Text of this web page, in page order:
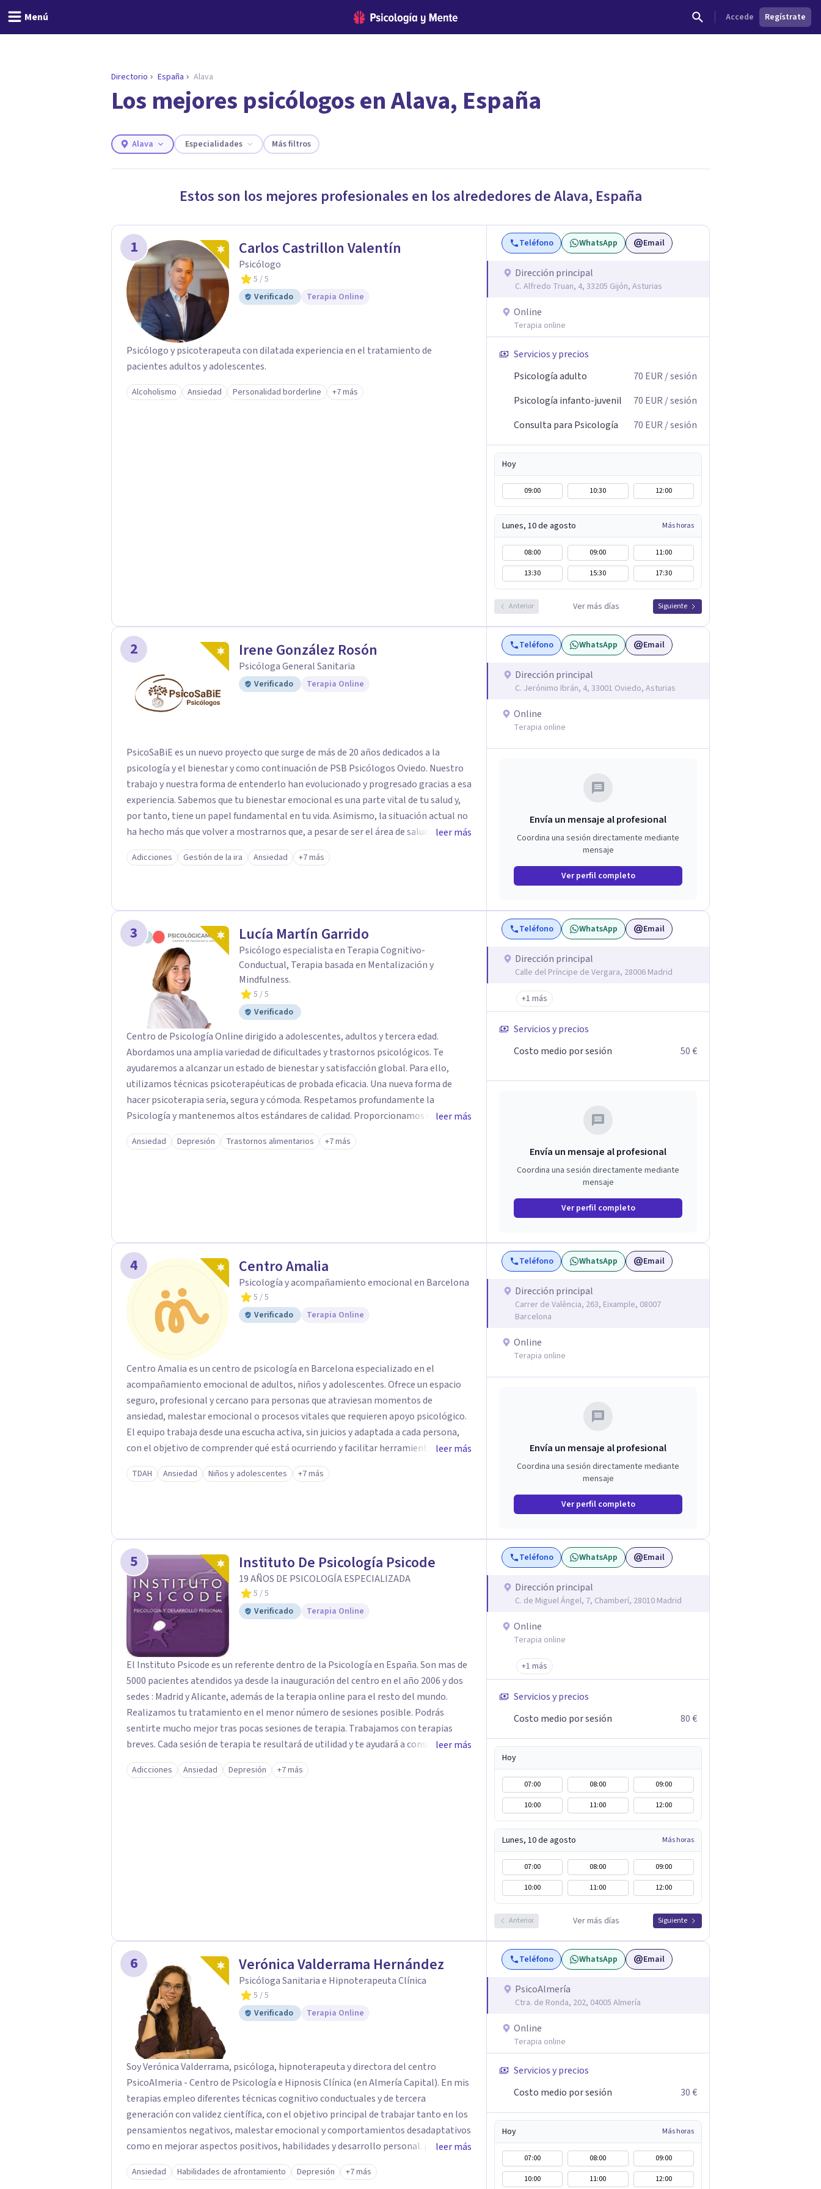
Menú Accede Regístrate
ENCONTRAR MI TERAPEUTA
¿Necesitas ayuda para encontrar el psicólogo adecuado?
Responder cuestionario
Directorio España Alava
Los mejores psicólogos en Alava, España
Alava Especialidades Más filtros
Estos son los mejores profesionales en los alrededores deAlava, España
1 Carlos Castrillon Valentín
Psicólogo
5 / 5
Verificado
Terapia Online
Psicólogo y psicoterapeuta con dilatada experiencia en el tratamiento de
pacientes adultos y adolescentes.
Alcoholismo Ansiedad Personalidad borderline +7 más
Teléfono WhatsApp Email
Dirección principal
C. Alfredo Truan, 4, 33205 Gijón, Asturias
Online
Terapia online
Servicios y precios
Psicología adulto
70 EUR / sesión
Psicología infanto-juvenil
70 EUR / sesión
Consulta para Psicología
70 EUR / sesión
Hoy
09:00 10:30 12:00
Lunes, 10 de agosto Más horas
08:00 09:00
11:00
13:30
15:30 17:30
Anterior Ver más días Siguiente
2 Irene González Rosón
Psicóloga General Sanitaria
Verificado Terapia Online
PsicoSaBiE es un nuevo proyecto que surge de más de 20 años dedicados a la
psicología y el bienestar y como continuación de PSB Psicólogos Oviedo. Nuestro
trabajo y nuestra forma de entenderlo han evolucionado y progresado gracias a esa
experiencia. Sabemos que tu bienestar emocional es una parte vital de tu salud y,
por tanto, tiene un papel fundamental en tu vida. Asimismo, la situación actual no
ha hecho más que volver a mostrarnos que, a pesar de ser el área de salud más
olvidada, la salud mental es esencial para tu bienestar. En PsicoSaBiE entendemos
que nuestro papel como psicólogos es el de profesionales que pueden enseñarte
leer más
Adicciones Gestión de la ira Ansiedad +7 más
Teléfono WhatsApp Email
Dirección principal
C. Jerónimo Ibrán, 4, 33001 Oviedo, Asturias
Online
Terapia online
Envía un mensaje al profesional
Coordina una sesión directamente mediante
mensaje
Ver perfil completo
3 Lucía Martín Garrido
Psicólogo especialista en Terapia Cognitivo-
Conductual, Terapia basada en Mentalización y
Mindfulness.
5 / 5
Verificado
Centro de Psicología Online dirigido a adolescentes, adultos y tercera edad.
Abordamos una amplia variedad de dificultades y trastornos psicológicos. Te
ayudaremos a alcanzar un estado de bienestar y satisfacción global. Para ello,
utilizamos técnicas psicoterapéuticas de probada eficacia. Una nueva forma de
hacer psicoterapia seria, segura y cómoda. Respetamos profundamente la
Psicología y mantenemos altos estándares de calidad. Proporcionamos un servicio
de vital importancia dónde el cliente es la principal razón de nuestra existencia.
Cada cliente es único y el tratamiento será personalizado. Te sentirás
una buena alianza terapéutica. Aporta una amplia compatibilidad horaria, mayor
cobertura y accesibilidad. Facilita la regularidad, el seguimiento y ahorrarás tiempo
y dinero.
leer más
Ansiedad Depresión Trastornos alimentarios +7 más
Teléfono WhatsApp Email
Dirección principal
Calle del Príncipe de Vergara, 28006 Madrid
+1 más
Servicios y precios
Costo medio por sesión
50 €
Envía un mensaje al profesional
Coordina una sesión directamente mediante
mensaje
Ver perfil completo
4 Centro Amalia
Psicología y acompañamiento emocional en Barcelona
5 / 5
Verificado
Terapia Online
Centro Amalia es un centro de psicología en Barcelona especializado en el
acompañamiento emocional de adultos, niños y adolescentes. Ofrece un espacio
seguro, profesional y cercano para personas que atraviesan momentos de
ansiedad, malestar emocional o procesos vitales que requieren apoyo psicológico.
El equipo trabaja desde una escucha activa, sin juicios y adaptada a cada persona,
con el objetivo de comprender qué está ocurriendo y facilitar herramientas para
avanzar con mayor equilibrio y bienestar. La intervención se realiza en un entorno
confidencial y tranquilo, cuidando el ritmo y las necesidades de cada proceso
humano y orientado a generar un espacio de confianza desde el primer contacto. El
centro ofrece una primera orientación gratuita para ayudar a dar el primer paso y
valorar el tipo de acompañamiento más adecuado en cada caso.
leer más
TDAH Ansiedad Niños y adolescentes +7 más
Teléfono WhatsApp Email
Dirección principal
Carrer de València, 263, Eixample, 08007
Barcelona
Online
Terapia online
Envía un mensaje al profesional
Coordina una sesión directamente mediante
mensaje
Ver perfil completo
5 Instituto De Psicología Psicode
19 AÑOS DE PSICOLOGÍA ESPECIALIZADA
5 / 5
Verificado
Terapia Online
El Instituto Psicode es un referente dentro de la Psicología en España. Son mas de
5000 pacientes atendidos ya desde la inauguración del centro en el año 2006 y dos
sedes : Madrid y Alicante, además de la terapia online para el resto del mundo.
Realizamos tu tratamiento en el menor número de sesiones posible. Podrás
sentirte mucho mejor tras pocas sesiones de terapia. Trabajamos con terapias
breves. Cada sesión de terapia te resultará de utilidad y te ayudará a conseguir tus
objetivos. Entre nuestras especialidades destaca la terapia de pareja y sexual, así
como el tratamiento de problemas emocionales, obsesiones, ansiedad , estrés,
leer más
Adicciones Ansiedad Depresión +7 más
Teléfono WhatsApp Email
Dirección principal
C. de Miguel Ángel, 7, Chamberí, 28010 Madrid
Online
Terapia online
+1 más
Servicios y precios
Costo medio por sesión
80 €
Hoy
07:00 08:00
09:00
10:00
11:00 12:00
Lunes, 10 de agosto Más horas
07:00 08:00
09:00
10:00
11:00 12:00
Anterior Ver más días Siguiente
6 Verónica Valderrama Hernández
Psicóloga Sanitaria e Hipnoterapeuta Clínica
5 / 5
Verificado
Terapia Online
Soy Verónica Valderrama, psicóloga, hipnoterapeuta y directora del centro
PsicoAlmeria - Centro de Psicología e Hipnosis Clínica (en Almería Capital). En mis
terapias empleo diferentes técnicas cognitivo conductuales y de tercera
generación con validez científica, con el objetivo principal de trabajar tanto en los
pensamientos negativos, malestar emocional y comportamientos desadaptativos
como en mejorar aspectos positivos, habilidades y desarrollo personal. ¡Tus
objetivos son los míos y juntos los alcanzaremos!. Mi objetivo principal es que
consigas el bienestar y equilibrio que buscas, siendo consciente de que cada
leer más
Ansiedad Habilidades de afrontamiento Depresión +7 más
Teléfono WhatsApp Email
PsicoAlmería
Ctra. de Ronda, 202, 04005 Almería
Online
Terapia online
Servicios y precios
Costo medio por sesión
30 €
Hoy Más horas
07:00 08:00
09:00
10:00
11:00 12:00